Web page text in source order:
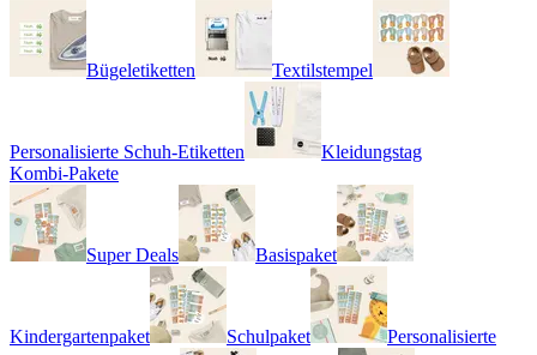
Bügeletiketten Textilstempel
Personalisierte Schuh-Etiketten
Kleidungstag
Kombi-Pakete
Super Deals Basispaket
Kindergartenpaket Schulpaket Personalisierte